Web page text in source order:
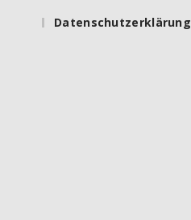
Datenschutzerklärung